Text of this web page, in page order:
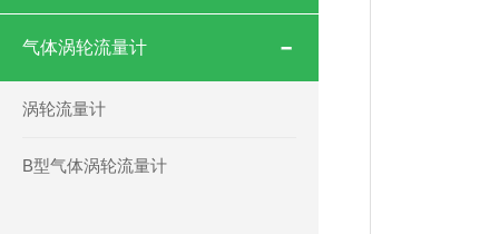
气体涡轮流量计
涡轮流量计
B型气体涡轮流量计